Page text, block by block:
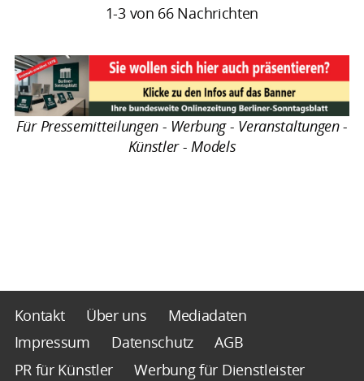
1-3 von 66 Nachrichten
Für Pressemitteilungen - Werbung - Veranstaltungen -
Künstler - Models
Kontakt Über uns
Mediadaten
Impressum
Datenschutz
AGB
PR für Künstler
Werbung für Dienstleister